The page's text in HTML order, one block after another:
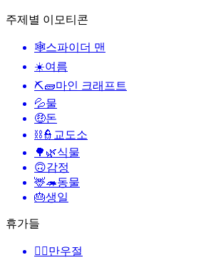
주제별 이모티콘
🕸️스파이더 맨
☀️여름
⛏🧱마인 크래프트
💦물
🤑돈
⛓️👮 교도소
🌳🌿식물
🙃감정
🦌🦔동물
🎂생일
휴가들
🙆‍♂️만우절